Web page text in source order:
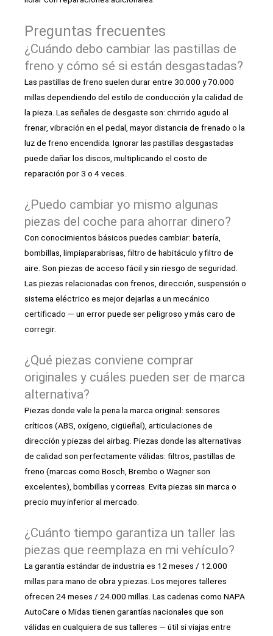
Preguntas frecuentes
¿Cuándo debo cambiar las pastillas de
freno y cómo sé si están desgastadas?
Las pastillas de freno suelen durar entre 30.000 y 70.000
millas dependiendo del estilo de conducción y la calidad de
la pieza. Las señales de desgaste son: chirrido agudo al
frenar, vibración en el pedal, mayor distancia de frenado o la
luz de freno encendida. Ignorar las pastillas desgastadas
puede dañar los discos, multiplicando el costo de
reparación por 3 o 4 veces.
¿Puedo cambiar yo mismo algunas
piezas del coche para ahorrar dinero?
Con conocimientos básicos puedes cambiar: batería,
bombillas, limpiaparabrisas, filtro de habitáculo y filtro de
aire. Son piezas de acceso fácil y sin riesgo de seguridad.
Las piezas relacionadas con frenos, dirección, suspensión o
sistema eléctrico es mejor dejarlas a un mecánico
certificado — un error puede ser peligroso y más caro de
corregir.
¿Qué piezas conviene comprar
originales y cuáles pueden ser de marca
alternativa?
Piezas donde vale la pena la marca original: sensores
críticos (ABS, oxígeno, cigüeñal), articulaciones de
dirección y piezas del airbag. Piezas donde las alternativas
de calidad son perfectamente válidas: filtros, pastillas de
freno (marcas como Bosch, Brembo o Wagner son
excelentes), bombillas y correas. Evita piezas sin marca o
precio muy inferior al mercado.
¿Cuánto tiempo garantiza un taller las
piezas que reemplaza en mi vehículo?
La garantía estándar de industria es 12 meses / 12.000
millas para mano de obra y piezas. Los mejores talleres
ofrecen 24 meses / 24.000 millas. Las cadenas como NAPA
AutoCare o Midas tienen garantías nacionales que son
válidas en cualquiera de sus talleres — útil si viajas entre